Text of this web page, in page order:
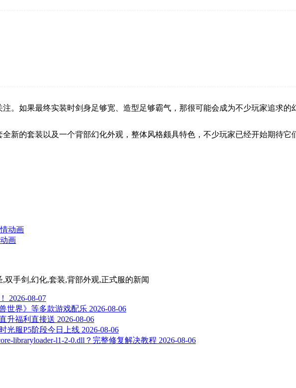
。如果最终实装时剑身足够宽、造型足够霸气，那很可能会成为不少玩家追求的
新的套装以及一个背部幻化外观，整体风格颇具特色，不少玩家已经开始期待它
画
双手剑,幻化,套装,背部外观,正式服的新闻
2026-08-07
世界》等多款游戏配乐 2026-08-06
升福利直接送 2026-08-06
光服P5阶段今日上线 2026-08-06
libraryloader-l1-2-0.dll？完整修复解决教程 2026-08-06